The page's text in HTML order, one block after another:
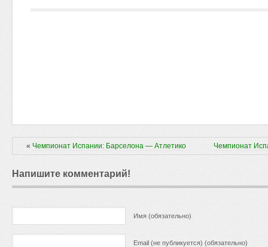
« Чемпионат Испании: Барселона — Атлетико Чемпионат
Напишите комментарий!
Имя (обязательно)
Email (не публикуется) (обязательно)